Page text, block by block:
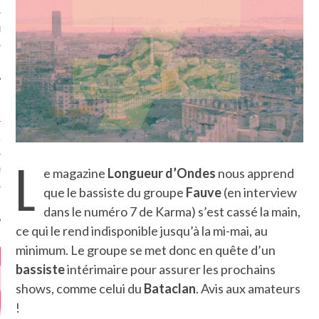
L e magazine Longueur d’Ondes nous apprend
que le bassiste du groupe Fauve(en interview
dans le numéro 7 de Karma) s’est cassé la main,
ce qui le rend indisponible jusqu’à la mi-mai, au
minimum. Le groupe se met donc en quête d’un
bassisteintérimaire pour assurer les prochains
shows, comme celui du Bataclan. Avis aux amateurs
!